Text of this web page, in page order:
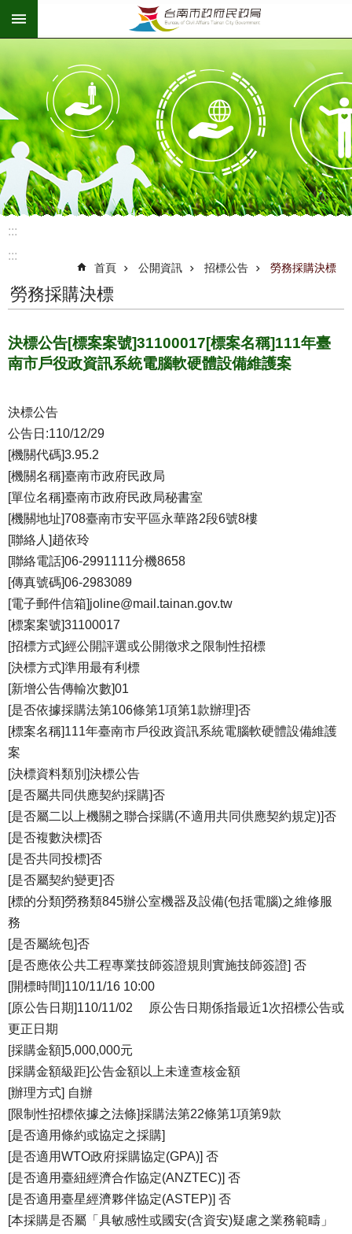
跳到主要內容區塊
:::
:::
首頁 公開資訊 招標公告 勞務採購決標
勞務採購決標
決標公告[標案案號]31100017[標案名稱]111年臺
南市戶役政資訊系統電腦軟硬體設備維護案
決標公告
公告日:110/12/29
[機關代碼]3.95.2
[機關名稱]臺南市政府民政局
[單位名稱]臺南市政府民政局秘書室
[機關地址]708臺南市安平區永華路2段6號8樓
[聯絡人]趙依玲
[聯絡電話]06-2991111分機8658
[傳真號碼]06-2983089
[電子郵件信箱]joline@mail.tainan.gov.tw
[標案案號]31100017
[招標方式]經公開評選或公開徵求之限制性招標
[決標方式]準用最有利標
[新增公告傳輸次數]01
[是否依據採購法第106條第1項第1款辦理]否
[標案名稱]111年臺南市戶役政資訊系統電腦軟硬體設備維護
案
[決標資料類別]決標公告
[是否屬共同供應契約採購]否
[是否屬二以上機關之聯合採購(不適用共同供應契約規定)]否
[是否複數決標]否
[是否共同投標]否
[是否屬契約變更]否
[標的分類]勞務類845辦公室機器及設備(包括電腦)之維修服
務
[是否屬統包]否
[是否應依公共工程專業技師簽證規則實施技師簽證] 否
[開標時間]110/11/16 10:00
[原公告日期]110/11/02 原公告日期係指最近1次招標公告或
更正日期
[採購金額]5,000,000元
[採購金額級距]公告金額以上未達查核金額
[辦理方式] 自辦
[限制性招標依據之法條]採購法第22條第1項第9款
[是否適用條約或協定之採購]
[是否適用WTO政府採購協定(GPA)] 否
[是否適用臺紐經濟合作協定(ANZTEC)] 否
[是否適用臺星經濟夥伴協定(ASTEP)] 否
[本採購是否屬「具敏感性或國安(含資安)疑慮之業務範疇」